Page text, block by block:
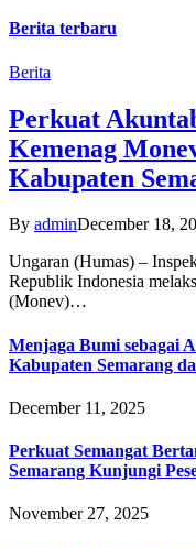
Berita terbaru
Berita
Perkuat
Kemenag
Kabupaten
By adminDecember 18,
Ungaran (Humas) –
Republik Indonesia
(Monev)…
Menjaga Bumi sebagai
Kabupaten Semarang
December 11, 2025
Perkuat Semangat
Semarang Kunjungi
November 27, 2025